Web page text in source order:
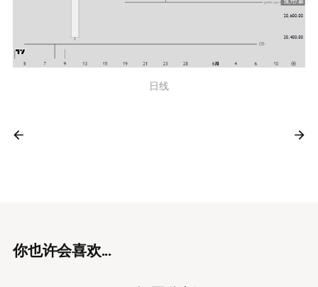
日线
你也许会喜欢...